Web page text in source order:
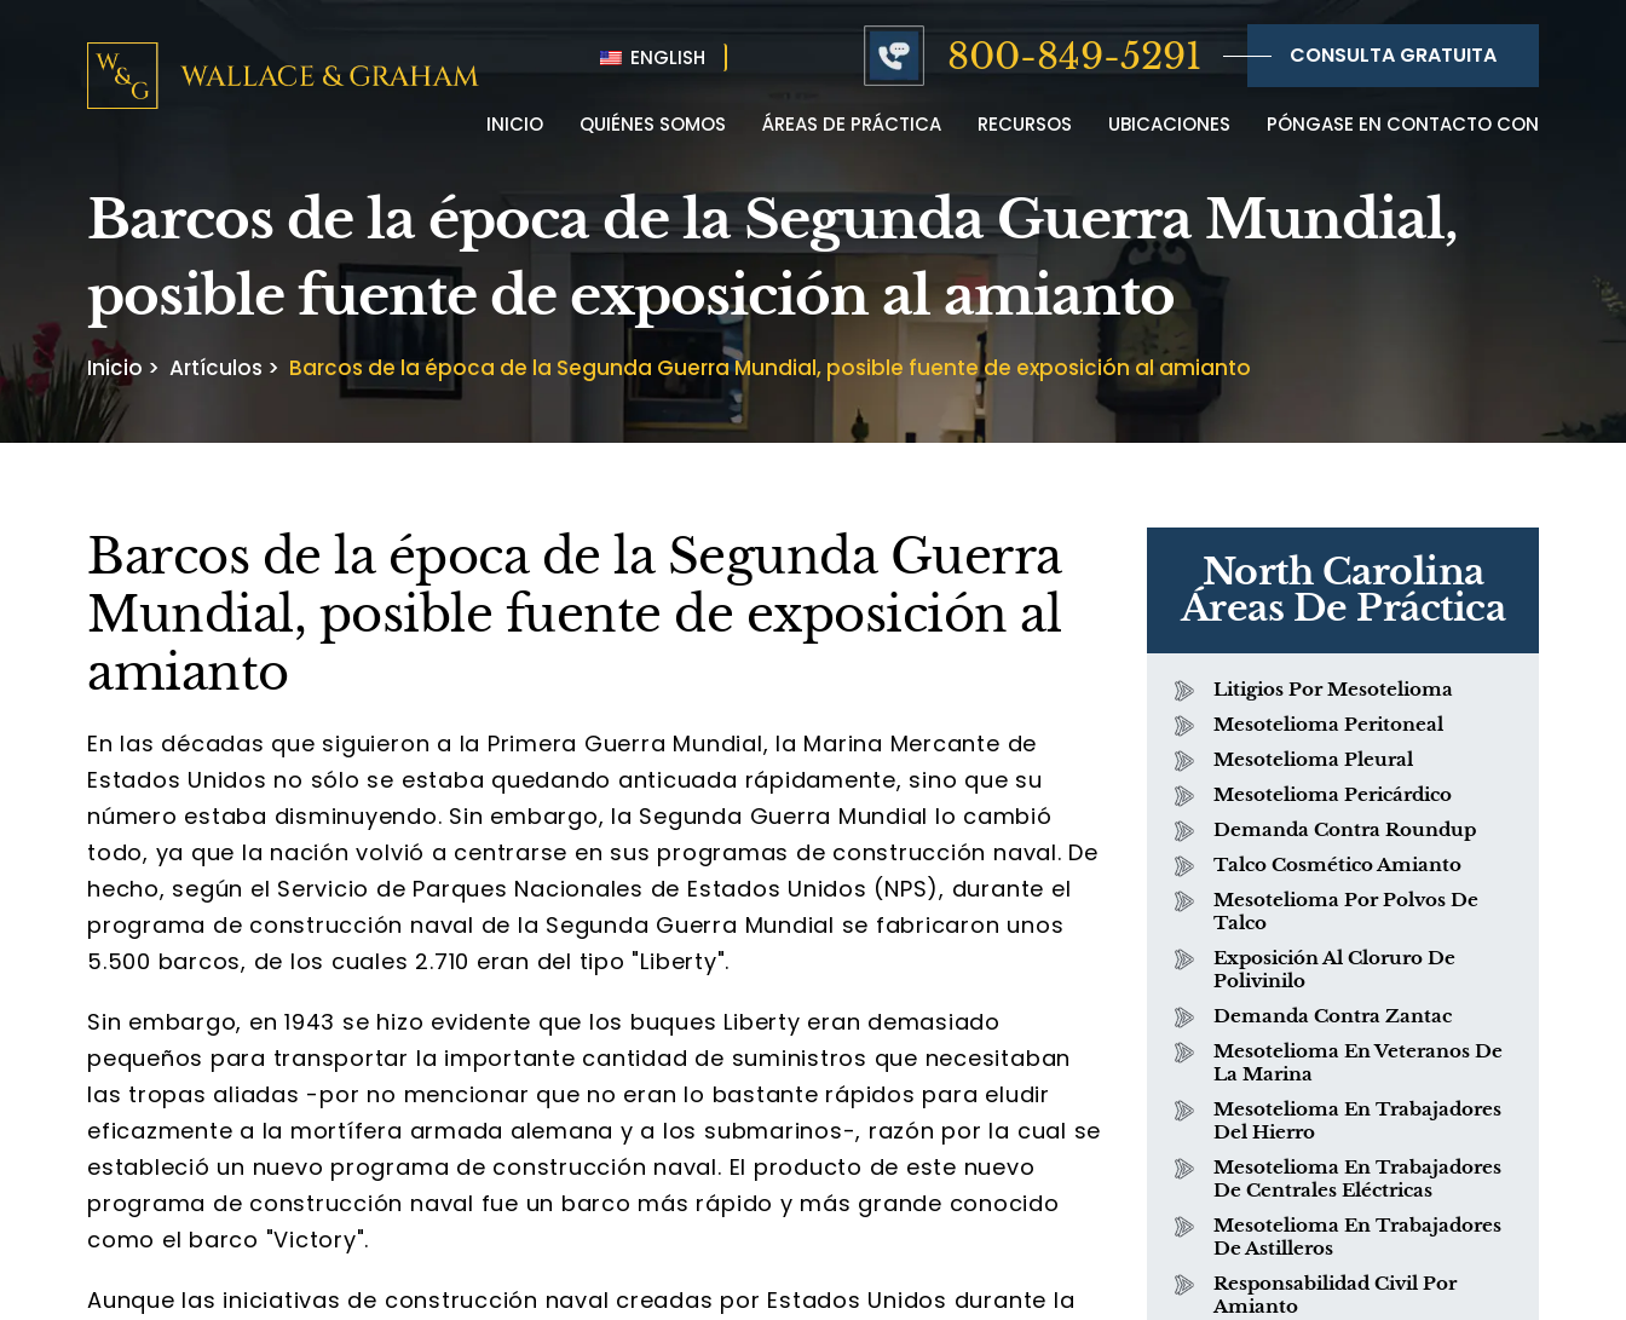
ENGLISH 800-849-5291 CONSULTA GRATUITA
INICIO QUIÉNES SOMOS ÁREAS DE PRÁCTICA RECURSOS UBICACIONES PÓNGASE EN CONTACTO CON
Barcos de la época de la Segunda Guerra Mundial,
posible fuente de exposición al amianto
Inicio > Artículos > Barcos de la época de la Segunda Guerra Mundial, posible fuente de exposición al amianto
Barcos de la época de la Segunda Guerra
Mundial, posible fuente de exposición al
amianto
En las décadas que siguieron a la Primera Guerra Mundial, la Marina Mercante de
Estados Unidos no sólo se estaba quedando anticuada rápidamente, sino que su
número estaba disminuyendo. Sin embargo, la Segunda Guerra Mundial lo cambió
todo, ya que la nación volvió a centrarse en sus programas de construcción naval. De
hecho, según el Servicio de Parques Nacionales de Estados Unidos (NPS), durante el
programa de construcción naval de la Segunda Guerra Mundial se fabricaron unos
5.500 barcos, de los cuales 2.710 eran del tipo "Liberty".
Sin embargo, en 1943 se hizo evidente que los buques Liberty eran demasiado
pequeños para transportar la importante cantidad de suministros que necesitaban
las tropas aliadas -por no mencionar que no eran lo bastante rápidos para eludir
eficazmente a la mortífera armada alemana y a los submarinos-, razón por la cual se
estableció un nuevo programa de construcción naval. El producto de este nuevo
programa de construcción naval fue un barco más rápido y más grande conocido
como el barco "Victory".
Aunque las iniciativas de construcción naval creadas por Estados Unidos durante la
North Carolina
Áreas De Práctica
Litigios Por Mesotelioma
Mesotelioma Peritoneal
Mesotelioma Pleural
Mesotelioma Pericárdico
Demanda Contra Roundup
Talco Cosmético Amianto
Mesotelioma Por Polvos De
Talco
Exposición Al Cloruro De
Polivinilo
Demanda Contra Zantac
Mesotelioma En Veteranos De
La Marina
Mesotelioma En Trabajadores
Del Hierro
Mesotelioma En Trabajadores
De Centrales Eléctricas
Mesotelioma En Trabajadores
De Astilleros
Responsabilidad Civil Por
Amianto